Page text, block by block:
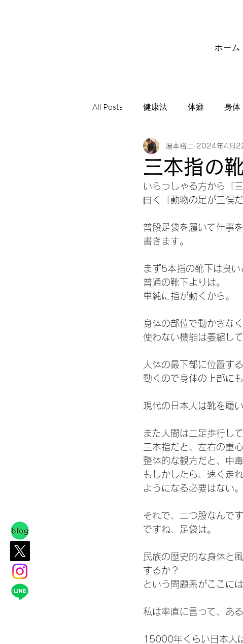
ホーム
All Posts 健康法 体癖 身体
サビアンシンボル 音楽
三本指の
湯本裕二 2024年4月
いらっしゃる方から「
曰く「動物の足が三俣
普段足袋を履いて仕事
書きます。
まず5本指の靴下は良い
普通の靴下よりは。
単純に指が動くから。
身体の部位で動かさな
使わない機能は萎縮して
人体の最下部に位置す
動くので身体の上部に
現代の日本人は靴を履
また人間は二足歩行し
三本指だと、左右の重
整体的な観方だと、中
もしかしたら、速く走
ようになる必要はない。
それで、二つ股なんで
ですね、足袋は。
民族の歴史的な身体と
するか？
という問題系がここに
私は率直に言って、あ
15000年くらい日本人